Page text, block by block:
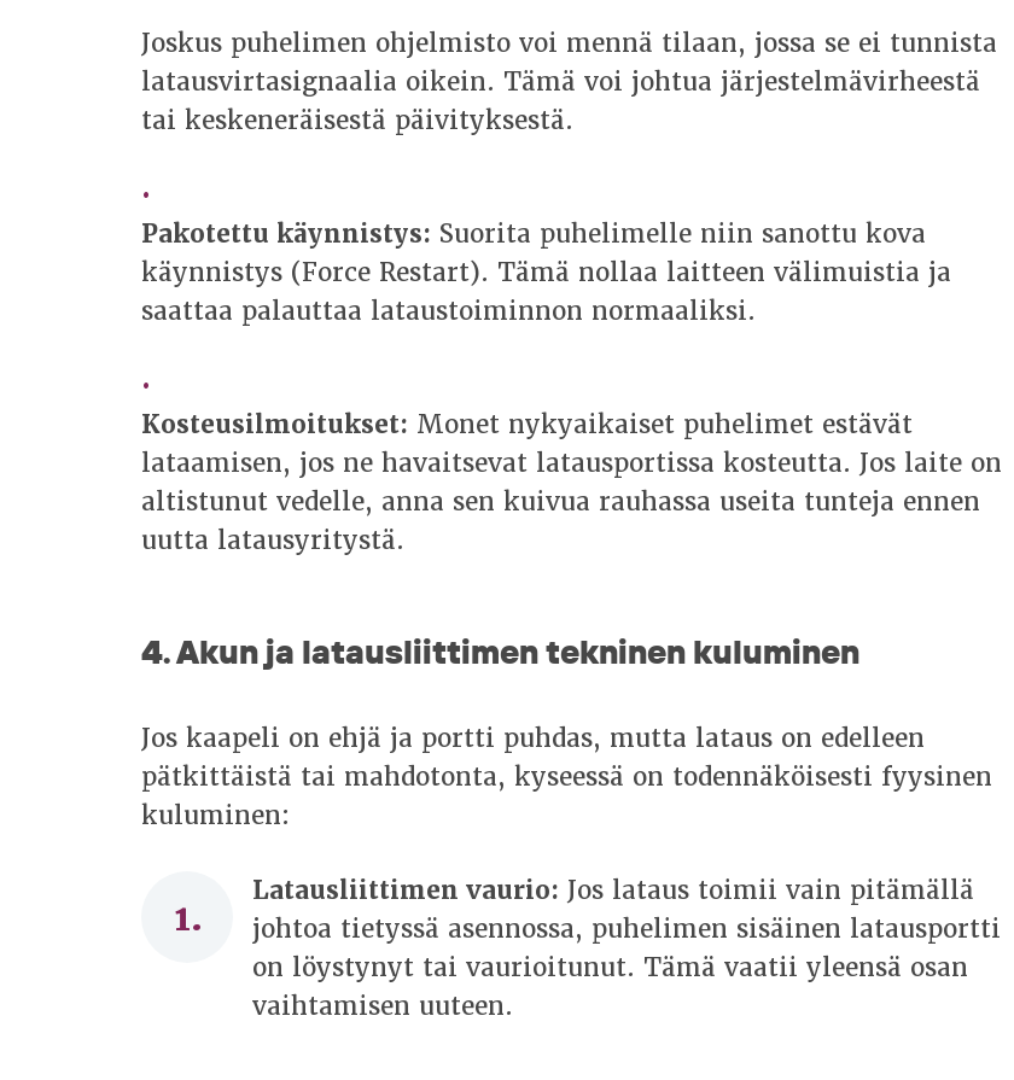
Joskus puhelimen ohjelmisto voi mennä tilaan, jossa se ei tunnista
latausvirtasignaalia oikein. Tämä voi johtua järjestelmävirheestä
tai keskeneräisestä päivityksestä.
Pakotettu käynnistys: Suorita puhelimelle niin sanottu kova
käynnistys (Force Restart). Tämä nollaa laitteen välimuistia ja
saattaa palauttaa lataustoiminnon normaaliksi.
Kosteusilmoitukset: Monet nykyaikaiset puhelimet estävät
lataamisen, jos ne havaitsevat latausportissa kosteutta. Jos laite on
altistunut vedelle, anna sen kuivua rauhassa useita tunteja ennen
uutta latausyritystä.
4. Akun ja latausliittimen tekninen kuluminen
Jos kaapeli on ehjä ja portti puhdas, mutta lataus on edelleen
pätkittäistä tai mahdotonta, kyseessä on todennäköisesti fyysinen
kuluminen:
Latausliittimen vaurio: Jos lataus toimii vain pitämällä
johtoa tietyssä asennossa, puhelimen sisäinen latausportti
on löystynyt tai vaurioitunut. Tämä vaatii yleensä osan
vaihtamisen uuteen.